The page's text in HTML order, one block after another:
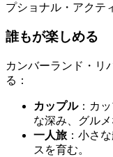
プショナル・アクテ
誰もが楽しめる
カンバーランド・リ
る：
カップル：カ
な深み、グル
一人旅 ：小さ
スを育む。